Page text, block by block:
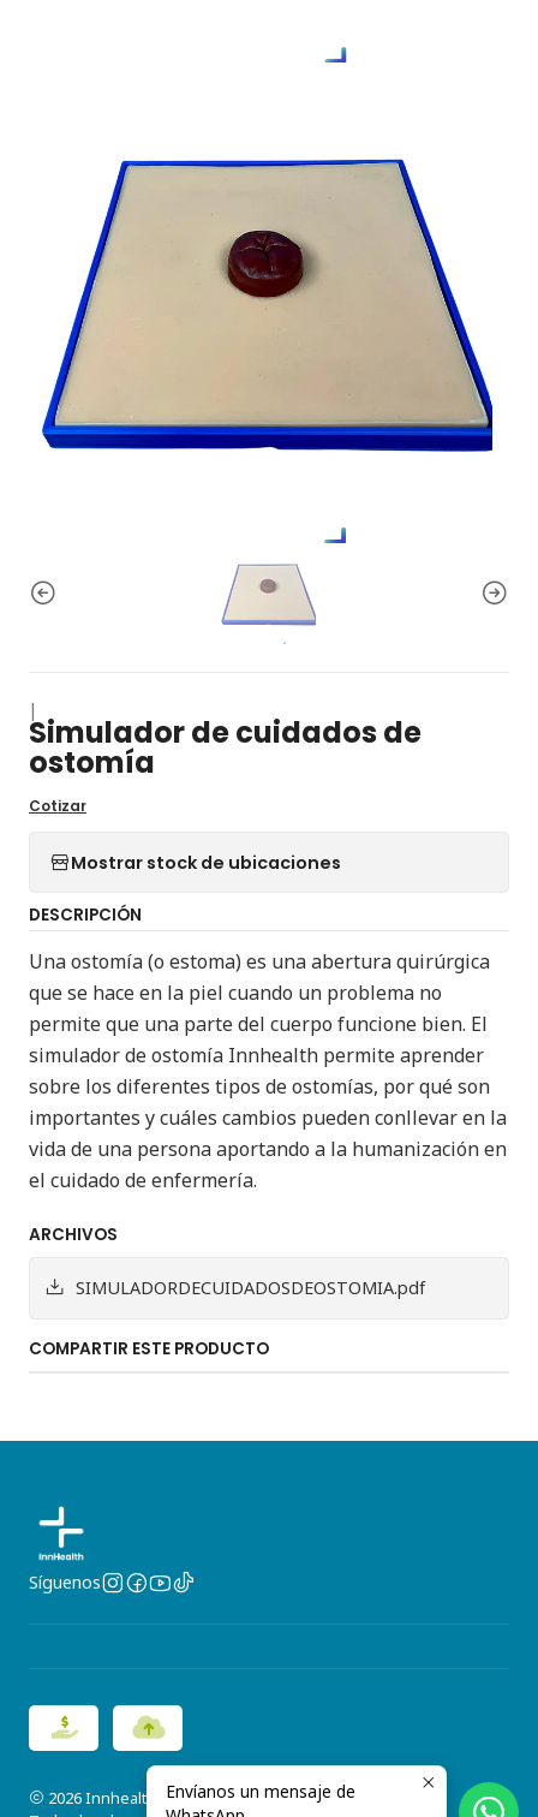
|
Simulador de cuidados de
ostomía
Cotizar
Mostrar stock de ubicaciones
DESCRIPCIÓN
Una ostomía (o estoma) es una abertura quirúrgica
que se hace en la piel cuando un problema no
permite que una parte del cuerpo funcione bien. El
simulador de ostomía Innhealth permite aprender
sobre los diferentes tipos de ostomías, por qué son
importantes y cuáles cambios pueden conllevar en la
vida de una persona aportando a la humanización en
el cuidado de enfermería.
ARCHIVOS
SIMULADORDECUIDADOSDEOSTOMIA.pdf
COMPARTIR ESTE PRODUCTO
Síguenos
2026 Innhealth.
Envíanos un mensaje de